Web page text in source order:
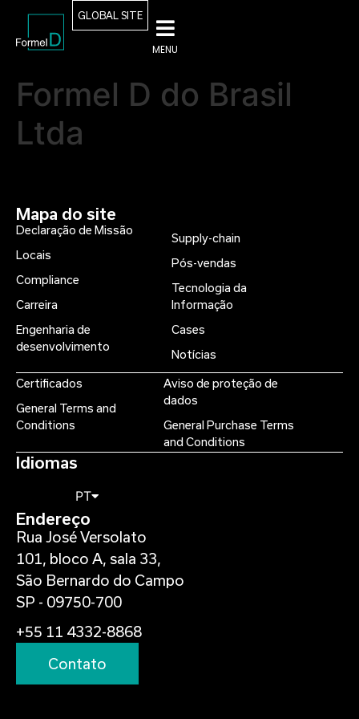
GLOBAL SITE
MENU
Formel D do Brasil
Ltda
Mapa do site
Declaração de Missão
Locais
Compliance
Carreira
Engenharia de
desenvolvimento
Supply-chain
Pós-vendas
Tecnologia da
Informação
Cases
Notícias
Certificados
General Terms and
Conditions
Aviso de proteção de
dados
General Purchase Terms
and Conditions
Idiomas
PT
Endereço
Rua José Versolato
101, bloco A, sala 33,
São Bernardo do Campo
SP - 09750-700
+55 11 4332-8868
Contato